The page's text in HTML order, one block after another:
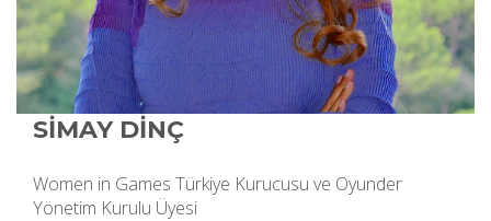
SİMAY DİNÇ
Women in Games Türkiye Kurucusu ve Oyunder
Yönetim Kurulu Üyesi